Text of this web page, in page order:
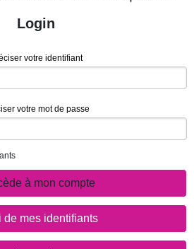
Login
votre identifiant
votre mot de passe
à mon compte
de mes identifiants